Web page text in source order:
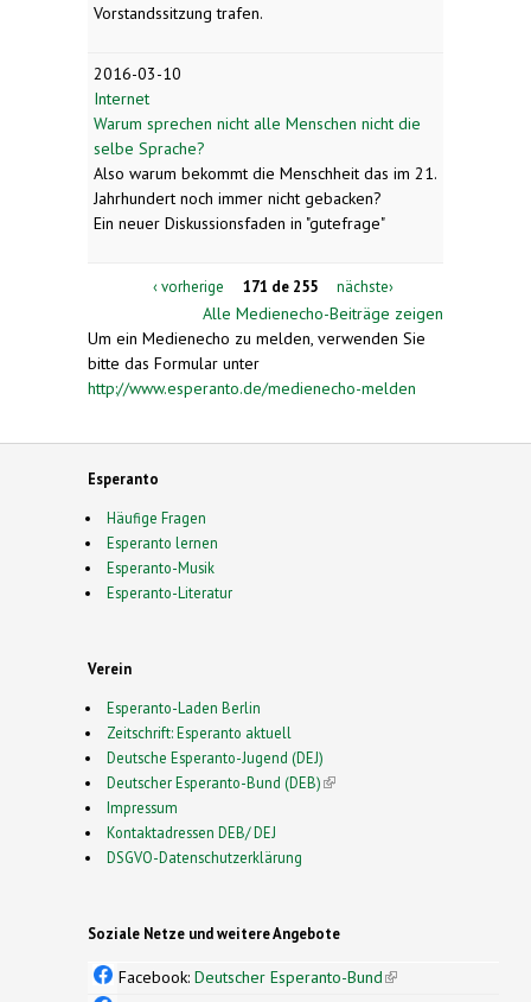
Vorstandssitzung trafen.
2016-03-10
Internet
Warum sprechen nicht alle Menschen nicht die
selbe Sprache?
Also warum bekommt die Menschheit das im 21.
Jahrhundert noch immer nicht gebacken?
Ein neuer Diskussionsfaden in "gutefrage"
‹ vorherige 171 de 255 nächste›
Alle Medienecho-Beiträge zeigen
Um ein Medienecho zu melden, verwenden Sie
bitte das Formular unter
http://www.esperanto.de/medienecho-melden
Esperanto
Häufige Fragen
Esperanto lernen
Esperanto-Musik
Esperanto-Literatur
Verein
Esperanto-Laden Berlin
Zeitschrift: Esperanto aktuell
Deutsche Esperanto-Jugend (DEJ)
Deutscher Esperanto-Bund (DEB)(link is external)
Impressum
Kontaktadressen DEB/ DEJ
DSGVO-Datenschutzerklärung
Soziale Netze und weitere Angebote
Facebook: Deutscher Esperanto-Bund(link is